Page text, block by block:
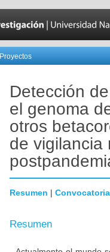
Proyectos
Detección
el genoma
otros
de vigilancia
Resumen | Convocatoria
Resumen